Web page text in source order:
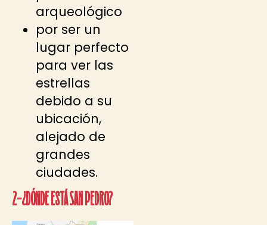
arqueológico
por ser un
lugar perfecto
para ver las
estrellas
debido a su
ubicación,
alejado de
grandes
ciudades.
2-¿Dónde está San Pedro?